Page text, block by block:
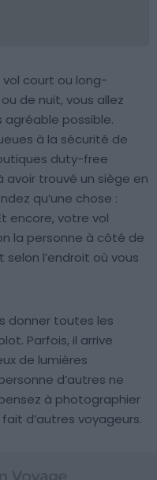
vol court ou long-
de nuit, vous allez
possible.
à la sécurité de
duty-free
trouvé un siège en
qu’une chose :
encore, votre vol
la personne à côté de
l’endroit où vous
donner toutes les
Parfois, il arrive
de lumières
d’autres ne
à photographier
d’autres voyageurs.